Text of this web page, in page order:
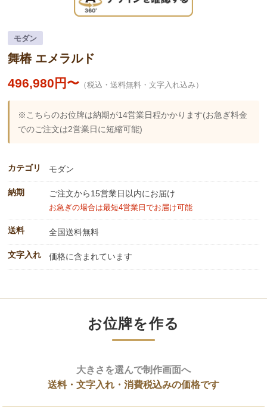
モダン
舞椿 エメラルド
496,980円〜（税込・送料無料・文字入れ込み）
※こちらのお位牌は納期が14営業日程かかります(お急ぎ料金
でのご注文は2営業日に短縮可能)
カテゴリ モダン
納期 ご注文から15営業日以内にお届け
お急ぎの場合は最短4営業日でお届け可能
送料 全国送料無料
文字入れ 価格に含まれています
お位牌を作る
大きさを選んで制作画面へ
送料・文字入れ・消費税込みの価格です